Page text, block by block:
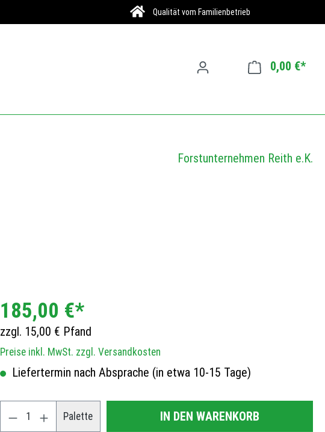
Qualität vom Familienbetrieb
0,00 €*
Forstunternehmen Reith e.K.
185,00 €*
zzgl. 15,00 € Pfand
Preise inkl. MwSt. zzgl. Versandkosten
Liefertermin nach Absprache (in etwa 10-15 Tage)
Palette IN DEN WARENKORB